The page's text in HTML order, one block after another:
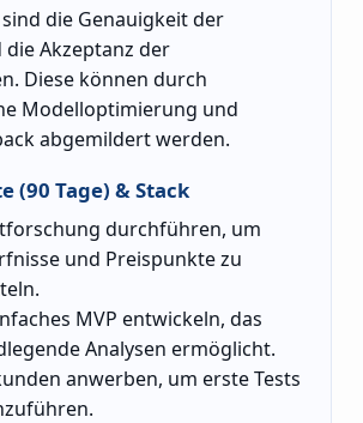
die Genauigkeit der
die Akzeptanz der
Diese können durch
Modelloptimierung und
abgemildert werden.
(90 Tage) & Stack
durchführen, um
und Preispunkte zu
MVP entwickeln, das
Analysen ermöglicht.
anwerben, um erste Tests